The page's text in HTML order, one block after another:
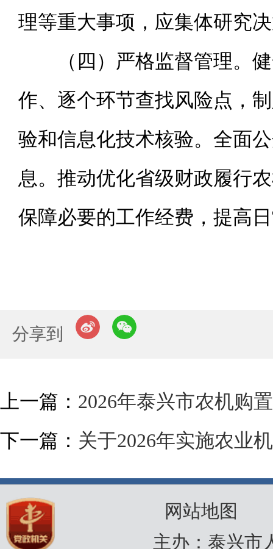
理等重大事项，应集体研究
（四）严格监督管理。
作、逐个环节查找风险点，
验和信息化技术核验。全面
息。推动优化省级财政履行
保障必要的工作经费，提高
分享到
上一篇： 2026年泰兴市农机购
下一篇： 关于2026年实施农业
网站地图
主办：泰兴市